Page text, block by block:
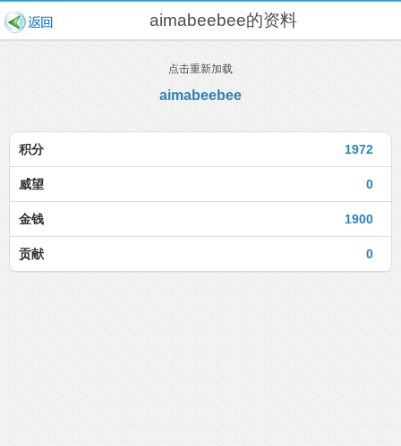
aimabeebee的资料
点击重新加载
aimabeebee
1972
积分
0
威望
1900
金钱
0
贡献